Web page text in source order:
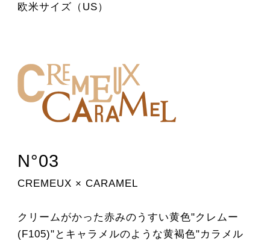
欧米サイズ（US）
N°03
CREMEUX × CARAMEL
クリームがかった赤みのうすい黄色"クレムー
(F105)"とキャラメルのような黄褐色"カラメル